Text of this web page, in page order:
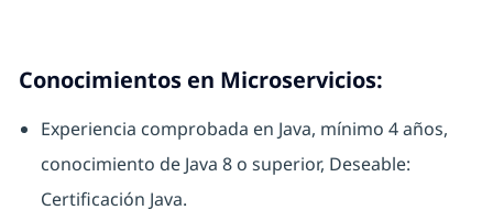
Conocimientos en Microservicios:
Experiencia comprobada en Java, mínimo 4 años,
conocimiento de Java 8 o superior, Deseable:
Certificación Java.